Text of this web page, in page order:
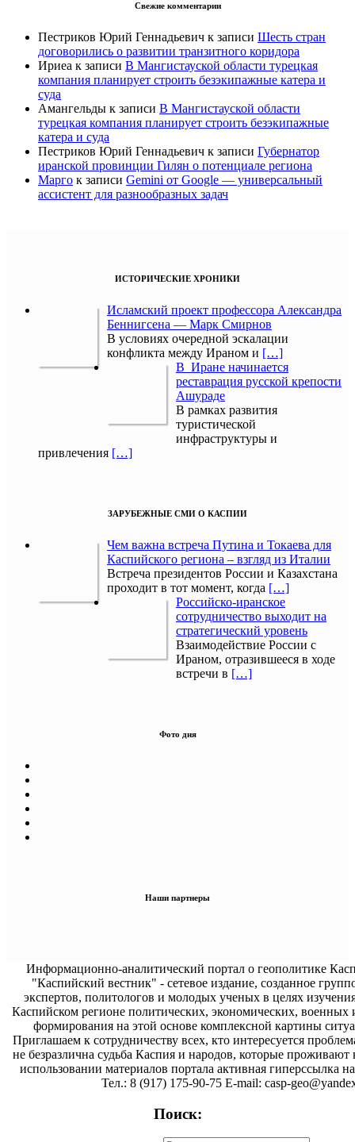
Свежие комментарии
Пестриков Юрий Геннадьевич к записи Шесть стран
договорились о развитии транзитного коридора
Ириеа к записи В Мангистауской области турецкая
компания планирует строить безэкипажные катера и
суда
Амангельды к записи В Мангистауской области
турецкая компания планирует строить безэкипажные
катера и суда
Пестриков Юрий Геннадьевич к записи Губернатор
иранской провинции Гилян о потенциале региона
Марго к записи Gemini от Google — универсальный
ассистент для разнообразных задач
ИСТОРИЧЕСКИЕ ХРОНИКИ
Исламский проект профессора Александра
Беннигсена — Марк Смирнов
В условиях очередной эскалации
конфликта между Ираном и […]
В Иране начинается
реставрация русской крепости
Ашураде
В рамках развития
туристической
инфраструктуры и
привлечения […]
ЗАРУБЕЖНЫЕ СМИ О КАСПИИ
Чем важна встреча Путина и Токаева для
Каспийского региона – взгляд из Италии
Встреча президентов России и Казахстана
проходит в тот момент, когда […]
Российско-иранское
сотрудничество выходит на
стратегический уровень
Взаимодействие России с
Ираном, отразившееся в ходе
встречи в […]
Фото дня
Наши партнеры
Информационно-аналитический портал о геополитике
"Каспийский вестник" - сетевое издание, созданное
экспертов, политологов и молодых ученых в целях
Каспийском регионе политических, экономических, военных
формирования на этой основе комплексной картины
Приглашаем к сотрудничеству всех, кто интересуется
не безразлична судьба Каспия и народов, которые проживают
использовании материалов портала активная гиперссылка на
Тел.: 8 (917) 175-90-75 E-mail: casp-
Поиск: